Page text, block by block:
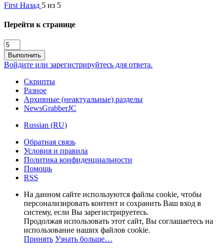
First Назад 5 из 5
Перейти к странице
Выполнить
Войдите или зарегистрируйтесь для ответа.
Скрипты
Разное
Архивные (неактуальные) разделы
NewsGrabberJC
Russian (RU)
Обратная связь
Условия и правила
Политика конфиденциальности
Помощь
RSS
На данном сайте используются файлы cookie, чтобы
персонализировать контент и сохранить Ваш вход в
систему, если Вы зарегистрируетесь.
Продолжая использовать этот сайт, Вы соглашаетесь на
использование наших файлов cookie.
Принять Узнать больше…